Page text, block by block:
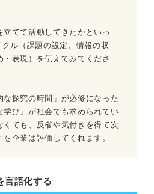
立てて活動してきたかといっ
ル（課題の設定、情報の収
表現）を伝えてみてくださ
な探究の時間」が必修になった
学び」が社会でも求められてい
くても、反省や気付きを得て次
企業は評価してくれます。
言語化する